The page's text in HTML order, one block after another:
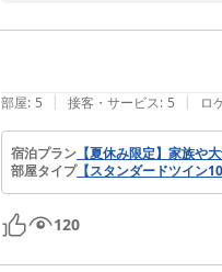
部屋: 5 | 接客・サービス: 5 | ロ
宿泊プラン 【夏休み限定】家族や
部屋タイプ【スタンダードツイン
120